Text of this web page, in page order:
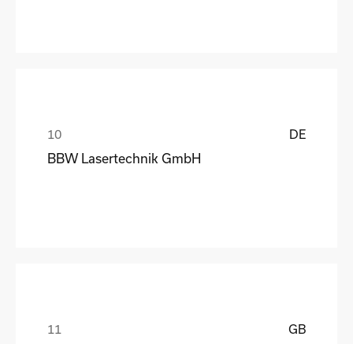
DE
BBW Lasertechnik GmbH
GB